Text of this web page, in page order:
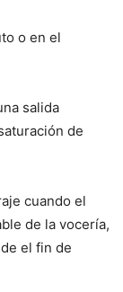
o en el
salida
de
cuando el
de la vocería,
el fin de